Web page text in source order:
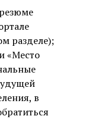
разделе);
«Место
в